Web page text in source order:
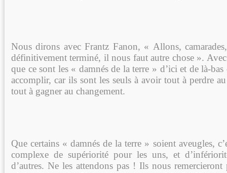
Nous dirons avec Frantz Fanon, « Allons,
définitivement terminé, il nous faut autre chose ».
que ce sont les « damnés de la terre » d’ici et de là-
accomplir, car ils sont les seuls à avoir tout à perdre
tout à gagner au changement.
Que certains « damnés de la terre » soient aveugles,
complexe de supériorité pour les uns, et
d’autres. Ne les attendons pas ! Ils nous